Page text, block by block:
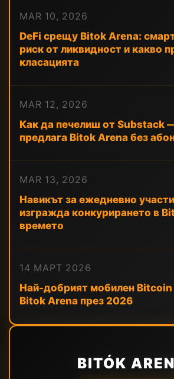
MAR 10, 2026
DeFi срещу Bitok Arena:
риск от ликвидност и какво
класацията
MAR 12, 2026
Как да печелиш от Substack
предлага Bitok Arena без
MAR 13, 2026
Навикът за ежедневно
изгражда конкурирането в
времето
14 МАРТ 2026
Най-добрият мобилен Bitcoin
Bitok Arena през 2026
BITÓK